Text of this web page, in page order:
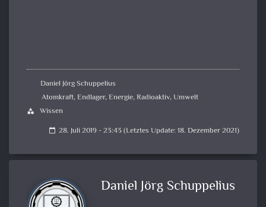
Daniel Jörg Schuppelius
Atomkraft,Endlager,Energie,Radioaktiv,Umwelt
category Wissen
calendar_today 28. Juli 2019 - 23:43 (Letztes Update: 18. Dezember 2021)
Daniel Jörg Schuppelius